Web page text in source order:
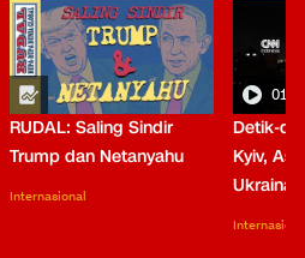
RUDAL: Saling Sindir
Trump dan Netanyahu
Internasional
Detik-
Kyiv,
Ukraina